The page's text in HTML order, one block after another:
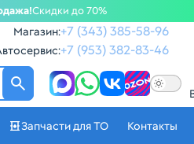
Скидки до 70%
Магазин:+7 (343) 385-58-96
+7 (953) 382-83-46
Автозапчасти в
Запчасти для ТО Контакты
ГРОТ